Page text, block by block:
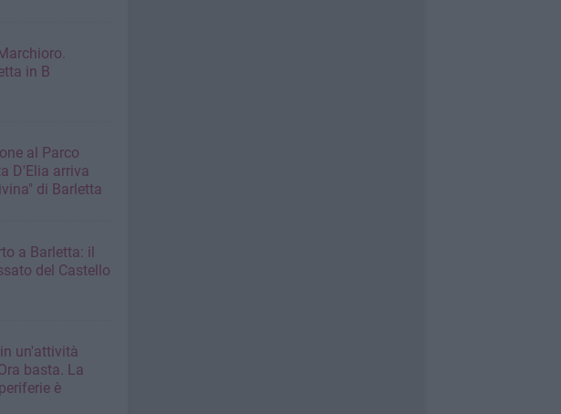
in B
al Parco
D'Elia arriva
di Barletta
a Barletta: il
del Castello
un'attività
basta. La
è